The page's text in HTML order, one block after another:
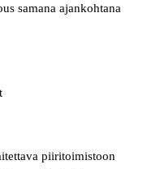
samana ajankohtana
piiritoimistoon